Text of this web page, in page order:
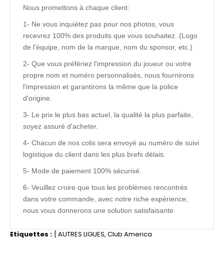
Nous promettons à chaque client:
1- Ne vous inquiétez pas pour nos photos, vous
recevrez 100% des produits que vous souhaitez. (Logo
de l'équipe, nom de la marque, nom du sponsor, etc.)
2- Que vous préfériez l'impression du joueur ou votre
propre nom et numéro personnalisés, nous fournirons
l'impression et garantirons la même que la police
d'origine.
3- Le prix le plus bas actuel, la qualité la plus parfaite,
soyez assuré d'acheter.
4- Chacun de nos colis sera envoyé au numéro de suivi
logistique du client dans les plus brefs délais.
5- Mode de paiement 100% sécurisé.
6- Veuillez croire que tous les problèmes rencontrés
dans votre commande, avec notre riche expérience,
nous vous donnerons une solution satisfaisante.
Etiquettes : {AUTRES LIGUES, Club America